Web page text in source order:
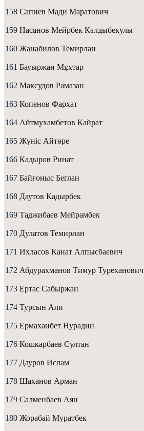
158 Сапиев Мади Маратович
159 Насанов Мейрбек Калдыбекулы
160 Жанабилов Темирлан
161 Бауыржан Мұхтар
162 Максудов Рамазан
163 Копенов Фархат
164 Айтмухамбетов Кайрат
165 Жүніс Айтөре
166 Кадыров Ринат
167 Байғоныс Беглан
168 Даутов Кадырбек
169 Таджибаев Мейрамбек
170 Дулатов Темирлан
171 Ихласов Канат Алпысбаевич
172 Абдурахманов Тимур Туреханович
173 Ертас Сабыржан
174 Турсын Али
175 Ермаханбет Нурадин
176 Кошкарбаев Султан
177 Дауров Ислам
178 Шаханов Арман
179 Салменбаев Аян
180 Жорабай Муратбек